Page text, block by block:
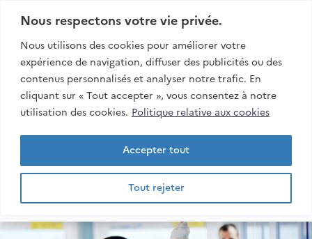
Nous respectons votre vie privée.
Nous utilisons des cookies pour améliorer votre
expérience de navigation, diffuser des publicités ou des
contenus personnalisés et analyser notre trafic. En
cliquant sur « Tout accepter », vous consentez à notre
utilisation des cookies. Politique relative aux cookies
Tout rejeter
Accepter tout
Aller:
Au contenu
Au menu
À la recherche
esiroi